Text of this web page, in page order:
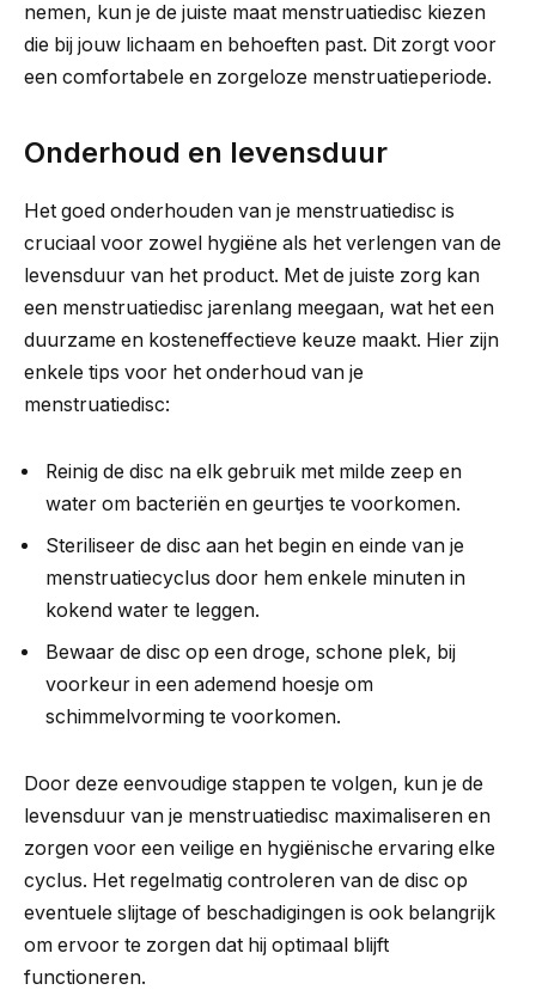
nemen, kun je de juiste maat menstruatiedisc kiezen
die bij jouw lichaam en behoeften past. Dit zorgt voor
een comfortabele en zorgeloze menstruatieperiode.
Onderhoud en levensduur
Het goed onderhouden van je menstruatiedisc is
cruciaal voor zowel hygiëne als het verlengen van de
levensduur van het product. Met de juiste zorg kan
een menstruatiedisc jarenlang meegaan, wat het een
duurzame en kosteneffectieve keuze maakt. Hier zijn
enkele tips voor het onderhoud van je
menstruatiedisc:
Reinig de disc na elk gebruik met milde zeep en
water om bacteriën en geurtjes te voorkomen.
Steriliseer de disc aan het begin en einde van je
menstruatiecyclus door hem enkele minuten in
kokend water te leggen.
Bewaar de disc op een droge, schone plek, bij
voorkeur in een ademend hoesje om
schimmelvorming te voorkomen.
Door deze eenvoudige stappen te volgen, kun je de
levensduur van je menstruatiedisc maximaliseren en
zorgen voor een veilige en hygiënische ervaring elke
cyclus. Het regelmatig controleren van de disc op
eventuele slijtage of beschadigingen is ook belangrijk
om ervoor te zorgen dat hij optimaal blijft
functioneren.